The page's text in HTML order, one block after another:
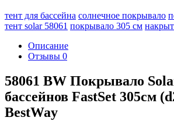
тент для бассейна солнечное покрывало
тент solar 58061 покрывало 305 см
Описание
Отзывы 0
58061 BW Покрывало
бассейнов FastSet 305см
BestWay